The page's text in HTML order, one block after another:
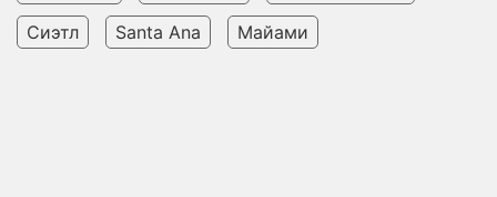
Сиэтл
Santa Ana Майами